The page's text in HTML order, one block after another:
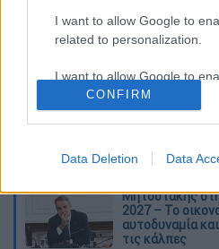
I want to allow Google to
related to personalization.
I want to allow Google to
related to security, including
functionality and fraud
CONFIRM
Data Deletion Data
μπάλα
να κρατήσει
Κορυφώνεται
σε red code
Μητσοτάκης
2027 – Το
αυτοδυναμία
τις κάλπες